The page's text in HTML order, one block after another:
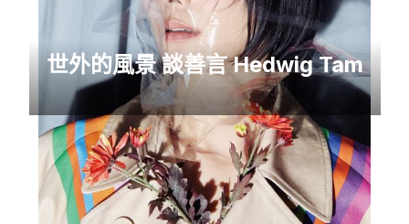
世外的風景 談善言 Hedwig Tam